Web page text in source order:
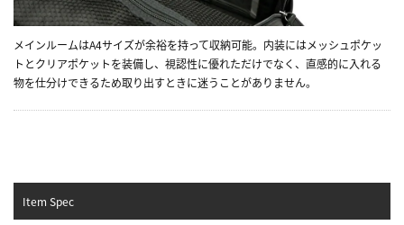
メインルームはA4サイズが余裕を持って収納可能。内装にはメッシュポケッ
トとクリアポケットを装備し、視認性に優れただけでなく、直感的に入れる
物を仕分けできるため取り出すときに迷うことがありません。
Item Spec